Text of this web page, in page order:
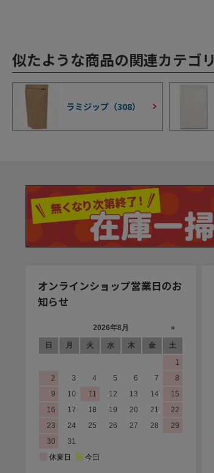
似たような商品の関連カテゴリ
ラミジップ（308）
オンラインショップ営業日のお
知らせ